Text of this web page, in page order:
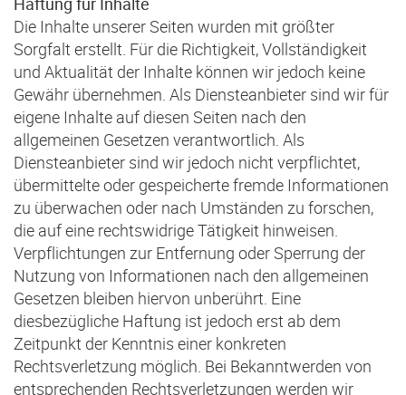
Die Inhalte unserer Seiten wurden mit größter
Sorgfalt erstellt. Für die Richtigkeit, Vollständigkeit
und Aktualität der Inhalte können wir jedoch keine
Gewähr übernehmen. Als Diensteanbieter sind wir für
eigene Inhalte auf diesen Seiten nach den
allgemeinen Gesetzen verantwortlich. Als
Diensteanbieter sind wir jedoch nicht verpflichtet,
übermittelte oder gespeicherte fremde Informationen
zu überwachen oder nach Umständen zu forschen,
die auf eine rechtswidrige Tätigkeit hinweisen.
Verpflichtungen zur Entfernung oder Sperrung der
Nutzung von Informationen nach den allgemeinen
Gesetzen bleiben hiervon unberührt. Eine
diesbezügliche Haftung ist jedoch erst ab dem
Zeitpunkt der Kenntnis einer konkreten
Rechtsverletzung möglich. Bei Bekanntwerden von
entsprechenden Rechtsverletzungen werden wir